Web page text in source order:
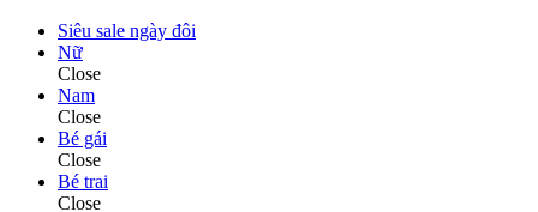
Siêu sale ngày đôi
Nữ
Close
Nam
Close
Bé gái
Close
Bé trai
Close